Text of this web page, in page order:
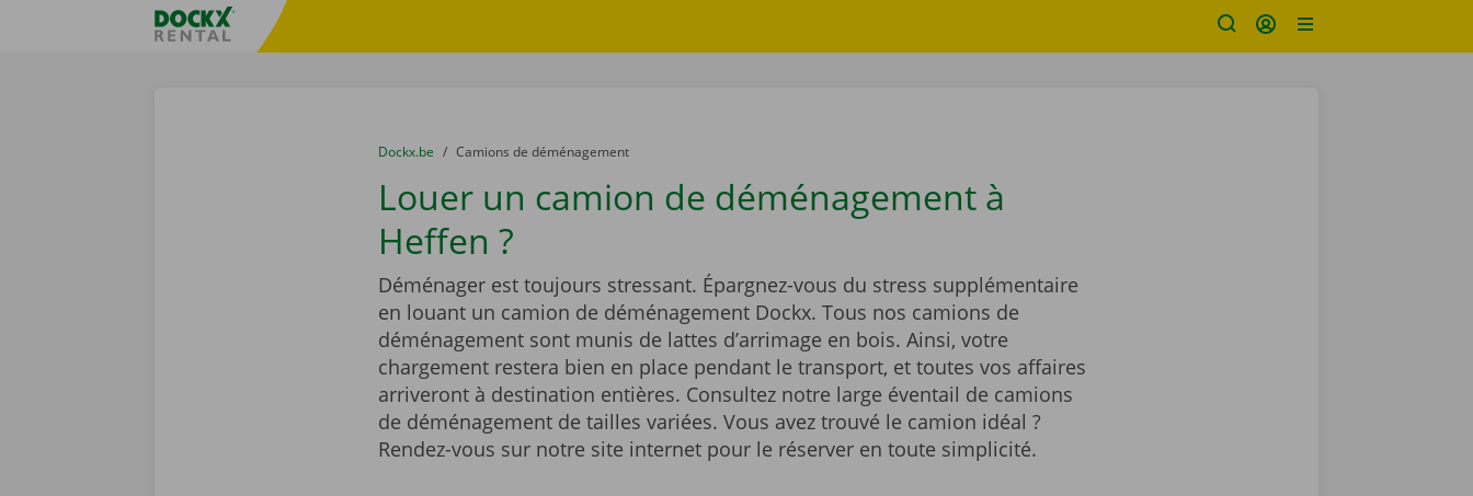
sitename
You are here:
du
Dockx.be to
Camions de déménagement
Louer un camion de déménagement à
Heffen ?
Déménager est toujours stressant. Épargnez-vous du stress supplémentaire
en louant un camion de déménagement Dockx. Tous nos camions de
déménagement sont munis de lattes d’arrimage en bois. Ainsi, votre
chargement restera bien en place pendant le transport, et toutes vos affaires
arriveront à destination entières. Consultez notre large éventail de camions
de déménagement de tailles variées. Vous avez trouvé le camion idéal ?
Rendez-vous sur notre site internet pour le réserver en toute simplicité.